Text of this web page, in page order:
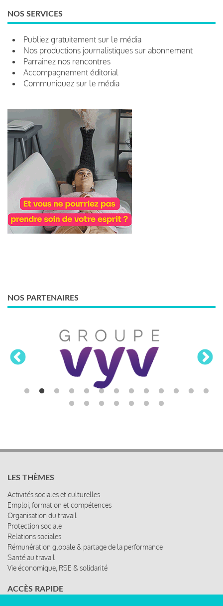
NOS SERVICES
Publiez gratuitement sur le média
Nos productions journalistiques sur abonnement
Parrainez nos rencontres
Accompagnement éditorial
Communiquez sur le média
NOS PARTENAIRES
LES THÈMES
Activités sociales et culturelles
Emploi, formation et compétences
Organisation du travail
Protection sociale
Relations sociales
Rémunération globale & partage de la performance
Santé au travail
Vie économique, RSE & solidarité
ACCÈS RAPIDE